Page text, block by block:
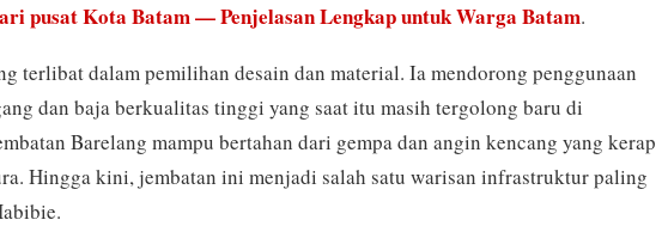
pusat Kota Batam — Penjelasan Lengkap untuk Warga Batam.
terlibat dalam pemilihan desain dan material. Ia mendorong penggunaan
dan baja berkualitas tinggi yang saat itu masih tergolong baru di
Barelang mampu bertahan dari gempa dan angin kencang yang kerap
Hingga kini, jembatan ini menjadi salah satu warisan infrastruktur paling